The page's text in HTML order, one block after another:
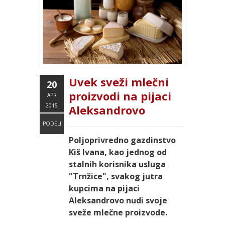
20
APR
2015
PODELI
Uvek sveži mlečni
proizvodi na pijaci
Aleksandrovo
Poljoprivredno gazdinstvo
Kiš Ivana, kao jednog od
stalnih korisnika usluga
"Trnžice", svakog jutra
kupcima na pijaci
Aleksandrovo nudi svoje
sveže mlečne proizvode.